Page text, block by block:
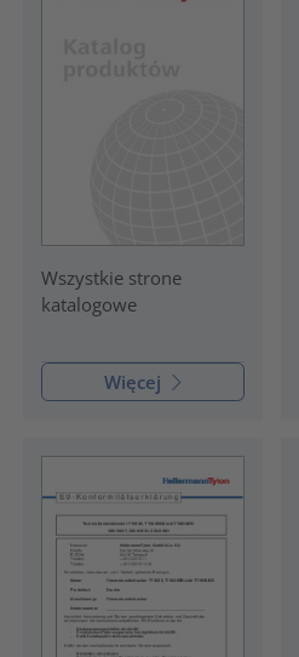
Wszystkie strone
katalogowe
Więcej